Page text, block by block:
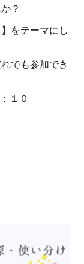
？
をテーマにし
でも参加でき
１０